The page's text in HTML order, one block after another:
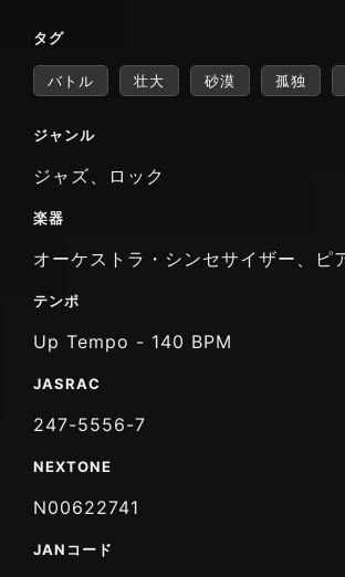
タグ
バトル 壮大 砂漠 孤独
ジャンル
ジャズ、ロック
楽器
オーケストラ・シンセサイザー、ピ
テンポ
Up Tempo - 140 BPM
JASRAC
247-5556-7
NEXTONE
N00622741
JANコード